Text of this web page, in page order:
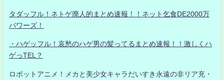
タダッフル！ネトゲ廃人的まとめ速報！！ネット乞食DE2000万
パワーズ！
・ハゲッフル！哀愁のハゲ男の髪ってるまとめ速報！！激しくハ
ゲっTEL？
ロボットアニメ！メカと美少女キャラだいすき永遠の非リア充・